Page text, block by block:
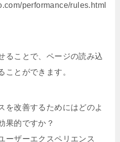
performance/rules.html
ることで、ページの読み込
ことができます。
を改善するためにはどのよ
果的ですか？
ーザーエクスペリエンス